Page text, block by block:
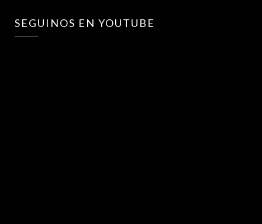
SEGUINOS EN YOUTUBE